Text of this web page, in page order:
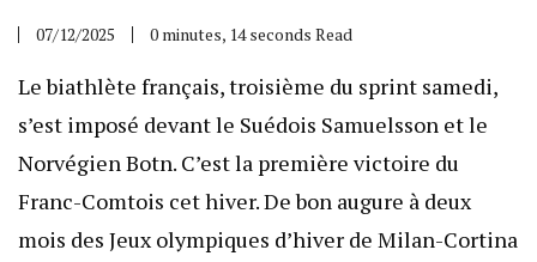
07/12/2025 0 minutes, 14 seconds Read
Le biathlète français, troisième du sprint samedi,
s’est imposé devant le Suédois Samuelsson et le
Norvégien Botn. C’est la première victoire du
Franc-Comtois cet hiver. De bon augure à deux
mois des Jeux olympiques d’hiver de Milan-Cortina